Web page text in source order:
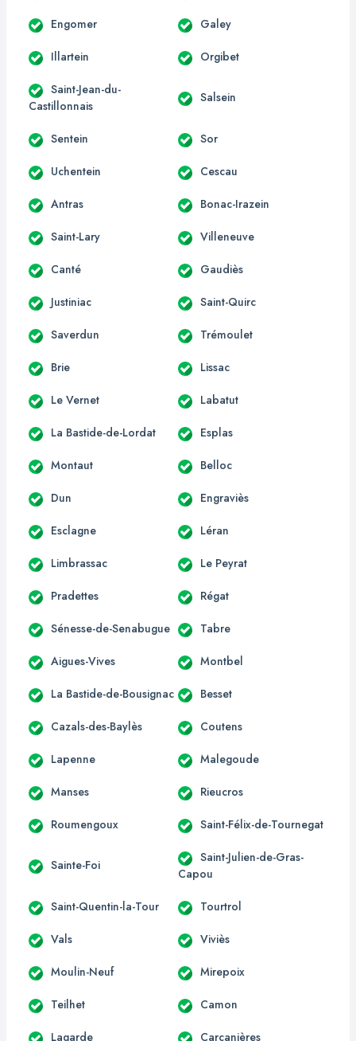
Engomer Galey
Illartein Orgibet
Saint-Jean-du-
Castillonnais
Salsein
Sentein Sor
Uchentein Cescau
Antras Bonac-Irazein
Saint-Lary Villeneuve
Canté Gaudiès
Justiniac Saint-Quirc
Saverdun Trémoulet
Brie Lissac
Le Vernet Labatut
La Bastide-de-Lordat Esplas
Montaut Belloc
Dun Engraviès
Esclagne Léran
Limbrassac Le Peyrat
Pradettes Régat
Sénesse-de-Senabugue Tabre
Aigues-Vives Montbel
La Bastide-de-Bousignac Besset
Cazals-des-Baylès Coutens
Lapenne Malegoude
Manses Rieucros
Roumengoux Saint-Félix-de-Tournegat
Sainte-Foi
Saint-Julien-de-Gras-
Capou
Saint-Quentin-la-Tour Tourtrol
Vals Viviès
Moulin-Neuf Mirepoix
Teilhet Camon
Lagarde Carcanières